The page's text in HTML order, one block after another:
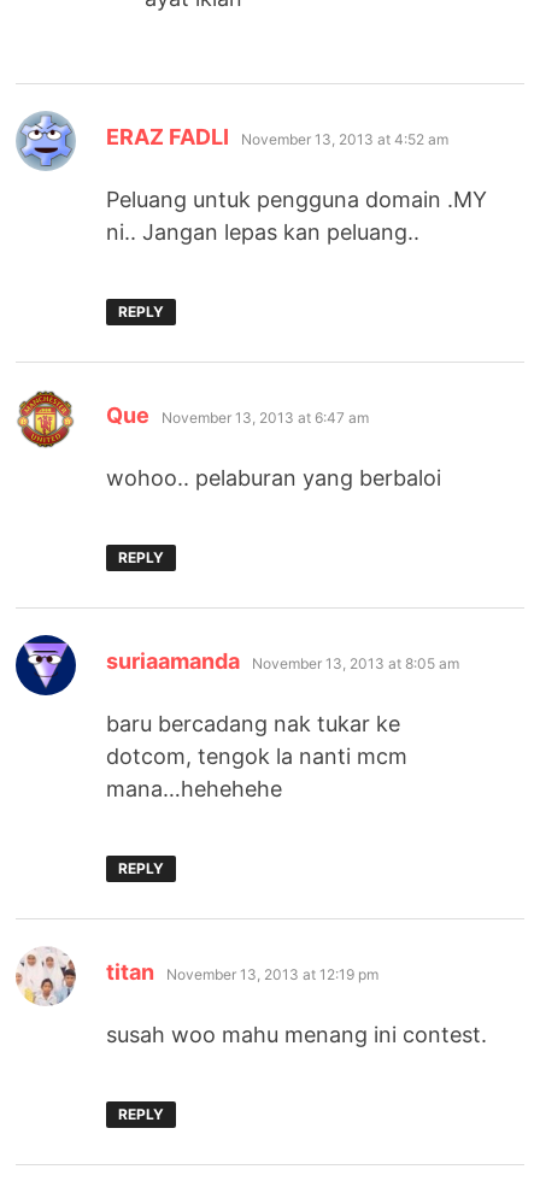
ERAZ FADLI says:
November 13, 2013 at 4:52 am
Peluang untuk pengguna domain .MY
ni.. Jangan lepas kan peluang..
REPLY
Que says:
November 13, 2013 at 6:47 am
wohoo.. pelaburan yang berbaloi
REPLY
suriaamanda says:
November 13, 2013 at 8:05 am
baru bercadang nak tukar ke
dotcom, tengok la nanti mcm
mana…hehehehe
REPLY
titan says:
November 13, 2013 at 12:19 pm
susah woo mahu menang ini contest.
REPLY